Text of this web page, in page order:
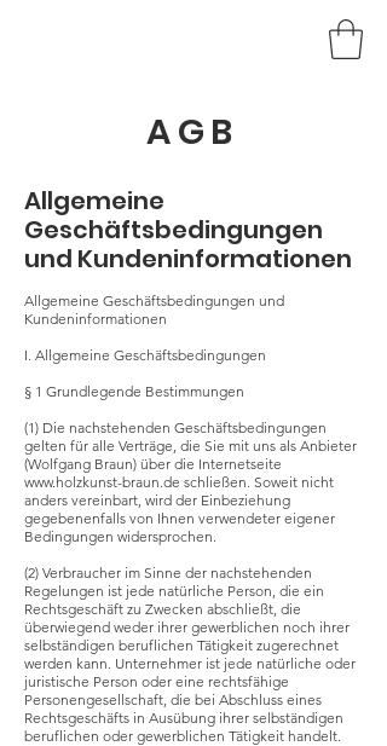
AGB
Allgemeine
Geschäftsbedingungen
und Kundeninformationen
Allgemeine Geschäftsbedingungen und
Kundeninformationen
I. Allgemeine Geschäftsbedingungen
§ 1 Grundlegende Bestimmungen
(1) Die nachstehenden Geschäftsbedingungen
gelten für alle Verträge, die Sie mit uns als Anbieter
(Wolfgang Braun) über die Internetseite
www.holzkunst-braun.de schließen. Soweit nicht
anders vereinbart, wird der Einbeziehung
gegebenenfalls von Ihnen verwendeter eigener
Bedingungen widersprochen.
(2) Verbraucher im Sinne der nachstehenden
Regelungen ist jede natürliche Person, die ein
Rechtsgeschäft zu Zwecken abschließt, die
überwiegend weder ihrer gewerblichen noch ihrer
selbständigen beruflichen Tätigkeit zugerechnet
werden kann. Unternehmer ist jede natürliche oder
juristische Person oder eine rechtsfähige
Personengesellschaft, die bei Abschluss eines
Rechtsgeschäfts in Ausübung ihrer selbständigen
beruflichen oder gewerblichen Tätigkeit handelt.